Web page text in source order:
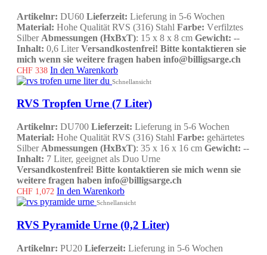
Artikelnr: DU60 Lieferzeit: Lieferung in 5-6 Wochen
Material: Hohe Qualität RVS (316) Stahl Farbe: Verfilztes
Silber Abmessungen (HxBxT): 15 x 8 x 8 cm Gewicht: --
Inhalt: 0,6 LiterVersandkostenfrei! Bitte kontaktieren sie
mich wenn sie weitere fragen haben info@billigsarge.ch
CHF 338 In den Warenkorb
Schnellansicht
RVS Tropfen Urne (7 Liter)
Artikelnr: DU700 Lieferzeit: Lieferung in 5-6 Wochen
Material: Hohe Qualität RVS (316) Stahl Farbe: gehärtetes
Silber Abmessungen (HxBxT): 35 x 16 x 16 cm Gewicht: --
Inhalt: 7 Liter, geeignet als Duo Urne
Versandkostenfrei! Bitte kontaktieren sie mich wenn sie
weitere fragen haben info@billigsarge.ch
CHF 1,072 In den Warenkorb
Schnellansicht
RVS Pyramide Urne (0,2 Liter)
Artikelnr: PU20 Lieferzeit: Lieferung in 5-6 Wochen